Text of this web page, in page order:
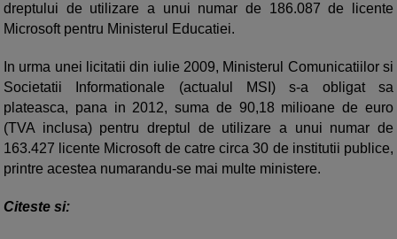
dreptului de utilizare a unui numar de 186.087 de licente
Microsoft pentru Ministerul Educatiei.
In urma unei licitatii din iulie 2009, Ministerul Comunicatiilor si
Societatii Informationale (actualul MSI) s-a obligat sa
plateasca, pana in 2012, suma de 90,18 milioane de euro
(TVA inclusa) pentru dreptul de utilizare a unui numar de
163.427 licente Microsoft de catre circa 30 de institutii publice,
printre acestea numarandu-se mai multe ministere.
Citeste si: